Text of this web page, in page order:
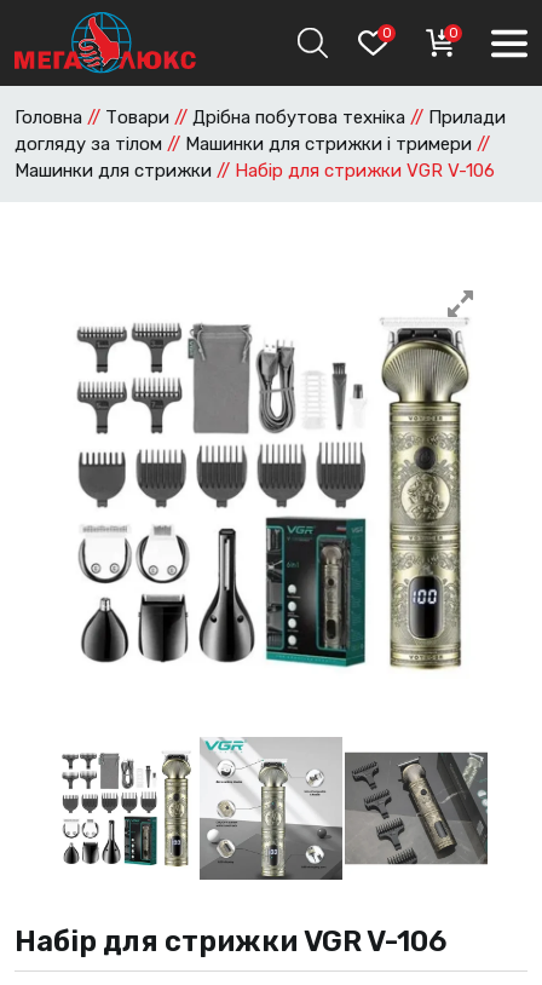
0 0
Головна // Товари // Дрібна побутова техніка // Прилади
догляду за тілом // Машинки для стрижки і тримери //
Машинки для стрижки // Набір для стрижки VGR V-106
Набір для стрижки VGR V-106